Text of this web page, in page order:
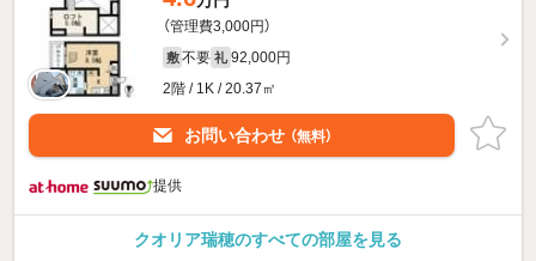
（管理費3,000円）
敷 不要 礼 92,000円
2階 / 1K / 20.37㎡
お問い合わせ （無料）
提供
クオリア瑞穂のすべての部屋を見る